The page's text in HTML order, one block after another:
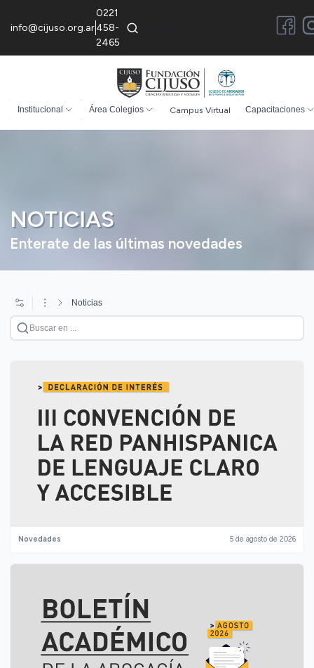
info@cijuso.org.ar
0221
458-
2465
Institucional Área Colegios Campus Virtual Capacitaciones
NOTICIAS
Enterate de las últimas novedades
Noticias
Novedades 5 de agosto de 2026